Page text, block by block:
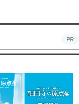
PR